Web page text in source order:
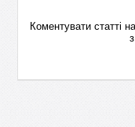
Коментувати статті